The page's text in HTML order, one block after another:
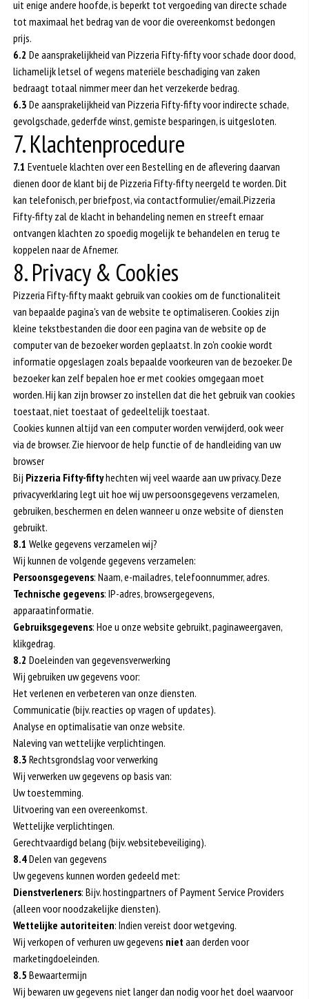
uit enige andere hoofde, is beperkt tot vergoeding van directe schade
tot maximaal het bedrag van de voor die overeenkomst bedongen
prijs.
6.2 De aansprakelijkheid van Pizzeria Fifty-fifty voor schade door dood,
lichamelijk letsel of wegens materiële beschadiging van zaken
bedraagt totaal nimmer meer dan het verzekerde bedrag.
6.3 De aansprakelijkheid van Pizzeria Fifty-fifty voor indirecte schade,
gevolgschade, gederfde winst, gemiste besparingen, is uitgesloten.
7. Klachtenprocedure
7.1 Eventuele klachten over een Bestelling en de aflevering daarvan
dienen door de klant bij de Pizzeria Fifty-fifty neergeld te worden. Dit
kan telefonisch, per briefpost, via contactformulier/email.Pizzeria
Fifty-fifty zal de klacht in behandeling nemen en streeft ernaar
ontvangen klachten zo spoedig mogelijk te behandelen en terug te
koppelen naar de Afnemer.
8. Privacy & Cookies
Pizzeria Fifty-fifty maakt gebruik van cookies om de functionaliteit
van bepaalde pagina's van de website te optimaliseren. Cookies zijn
kleine tekstbestanden die door een pagina van de website op de
computer van de bezoeker worden geplaatst. In zo'n cookie wordt
informatie opgeslagen zoals bepaalde voorkeuren van de bezoeker. De
bezoeker kan zelf bepalen hoe er met cookies omgegaan moet
worden. Hij kan zijn browser zo instellen dat die het gebruik van cookies
toestaat, niet toestaat of gedeeltelijk toestaat.
Cookies kunnen altijd van een computer worden verwijderd, ook weer
via de browser. Zie hiervoor de help functie of de handleiding van uw
browser
Bij Pizzeria Fifty-fiftyhechten wij veel waarde aan uw privacy. Deze
privacyverklaring legt uit hoe wij uw persoonsgegevens verzamelen,
gebruiken, beschermen en delen wanneer u onze website of diensten
gebruikt.
8.1 Welke gegevens verzamelen wij?
Wij kunnen de volgende gegevens verzamelen:
Persoonsgegevens: Naam, e-mailadres, telefoonnummer, adres.
Technische gegevens: IP-adres, browsergegevens,
apparaatinformatie.
Gebruiksgegevens: Hoe u onze website gebruikt, paginaweergaven,
klikgedrag.
8.2 Doeleinden van gegevensverwerking
Wij gebruiken uw gegevens voor:
Het verlenen en verbeteren van onze diensten.
Communicatie (bijv. reacties op vragen of updates).
Analyse en optimalisatie van onze website.
Naleving van wettelijke verplichtingen.
8.3 Rechtsgrondslag voor verwerking
Wij verwerken uw gegevens op basis van:
Uw toestemming.
Uitvoering van een overeenkomst.
Wettelijke verplichtingen.
Gerechtvaardigd belang (bijv. websitebeveiliging).
8.4Delen van gegevens
Uw gegevens kunnen worden gedeeld met:
Dienstverleners: Bijv. hostingpartners of Payment Service Providers
(alleen voor noodzakelijke diensten).
Wettelijke autoriteiten: Indien vereist door wetgeving.
Wij verkopen of verhuren uw gegevens niet aan derden voor
marketingdoeleinden.
8.5 Bewaartermijn
Wij bewaren uw gegevens niet langer dan nodig voor het doel waarvoor